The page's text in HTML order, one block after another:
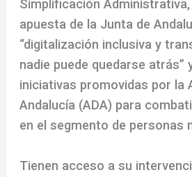
Simplificación
apuesta de la Junta de
“digitalización inclusiva y
nadie puede quedarse atrás”
iniciativas promovidas por la
Andalucía (ADA) para
en el segmento de personas
Tienen acceso a su